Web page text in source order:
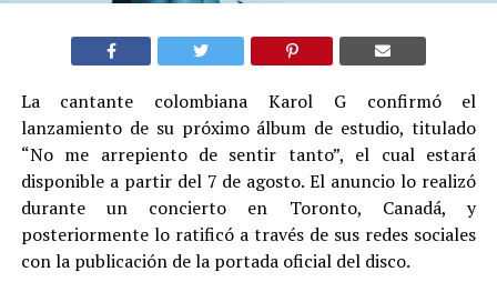
La cantante colombiana Karol G confirmó el
lanzamiento de su próximo álbum de estudio, titulado
“No me arrepiento de sentir tanto”, el cual estará
disponible a partir del 7 de agosto. El anuncio lo realizó
durante un concierto en Toronto, Canadá, y
posteriormente lo ratificó a través de sus redes sociales
con la publicación de la portada oficial del disco.